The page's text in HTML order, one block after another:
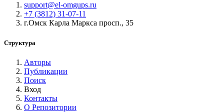
support@el-omgups.ru
+7 (3812) 31-07-11
г.Омск Карла Маркса просп., 35
Структура
Авторы
Публикации
Поиск
Вход
Контакты
О Репозитории